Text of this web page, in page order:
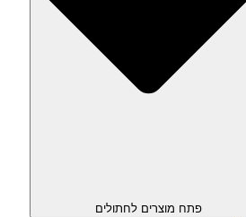
פתח מוצרים לחתולים